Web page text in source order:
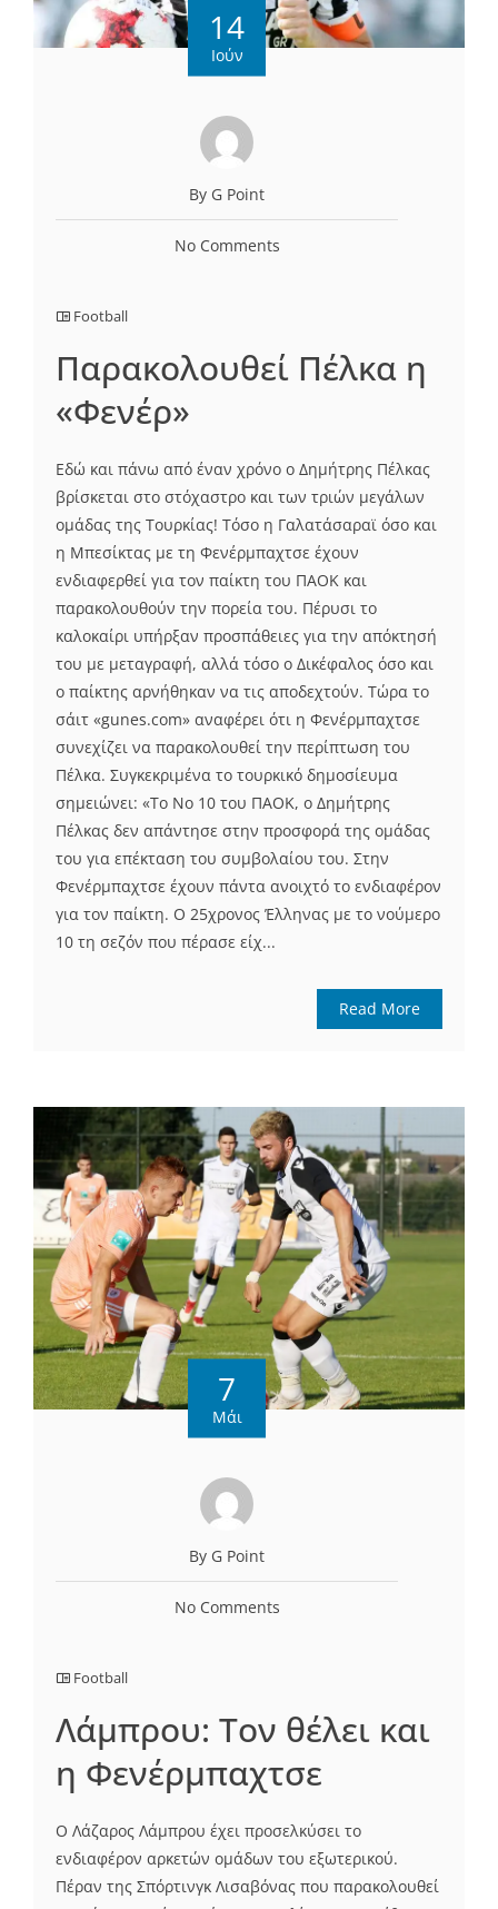
14
Ιούν
By G Point
No Comments
Football
Παρακολουθεί Πέλκα η
«Φενέρ»
Εδώ και πάνω από έναν χρόνο ο Δημήτρης Πέλκας
βρίσκεται στο στόχαστρο και των τριών μεγάλων
ομάδας της Τουρκίας! Τόσο η Γαλατάσαραϊ όσο και
η Μπεσίκτας με τη Φενέρμπαχτσε έχουν
ενδιαφερθεί για τον παίκτη του ΠΑΟΚ και
παρακολουθούν την πορεία του. Πέρυσι το
καλοκαίρι υπήρξαν προσπάθειες για την απόκτησή
του με μεταγραφή, αλλά τόσο ο Δικέφαλος όσο και
ο παίκτης αρνήθηκαν να τις αποδεχτούν. Τώρα το
σάιτ «gunes.com» αναφέρει ότι η Φενέρμπαχτσε
συνεχίζει να παρακολουθεί την περίπτωση του
Πέλκα. Συγκεκριμένα το τουρκικό δημοσίευμα
σημειώνει: «Το Νο 10 του ΠΑΟΚ, ο Δημήτρης
Πέλκας δεν απάντησε στην προσφορά της ομάδας
του για επέκταση του συμβολαίου του. Στην
Φενέρμπαχτσε έχουν πάντα ανοιχτό το ενδιαφέρον
για τον παίκτη. Ο 25χρονος Έλληνας με το νούμερο
10 τη σεζόν που πέρασε είχ...
Read More
7
Μάι
By G Point
No Comments
Football
Λάμπρου: Τον θέλει και
η Φενέρμπαχτσε
Ο Λάζαρος Λάμπρου έχει προσελκύσει το
ενδιαφέρον αρκετών ομάδων του εξωτερικού.
Πέραν της Σπόρτινγκ Λισαβόνας που παρακολουθεί